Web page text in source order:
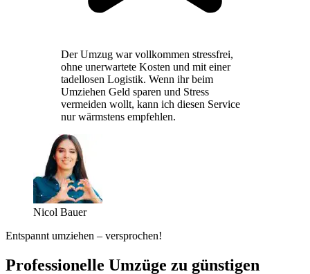
Der Umzug war vollkommen stressfrei,
ohne unerwartete Kosten und mit einer
tadellosen Logistik. Wenn ihr beim
Umziehen Geld sparen und Stress
vermeiden wollt, kann ich diesen Service
nur wärmstens empfehlen.
Nicol Bauer
Entspannt umziehen – versprochen!
Professionelle Umzüge zu günstigen